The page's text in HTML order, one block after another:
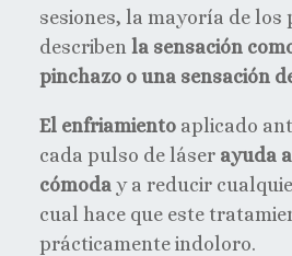
sesiones, la mayoría de los
describen la sensación
pinchazo o una sensación
El enfriamiento aplicado
cada pulso de láser ayuda
cómoda y a reducir
cual hace que este
prácticamente indoloro.